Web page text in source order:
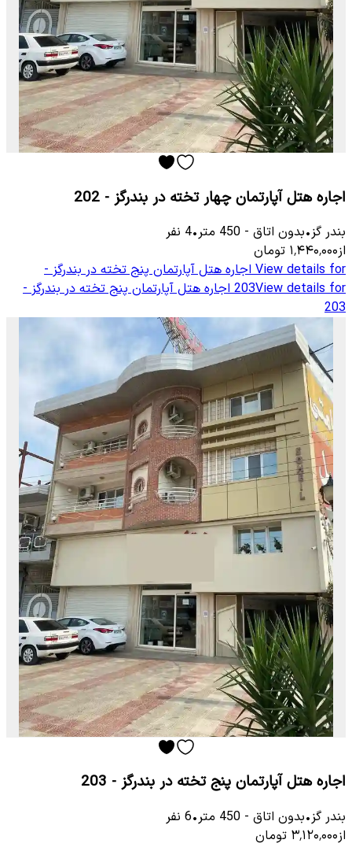
اجاره هتل آپارتمان چهار تخته در بندرگز - 202
بندر گز•بدون اتاق -
450 متر•
4 نفر
از۱٬۴۴۰٬۰۰۰ تومان
View details for اجاره هتل آپارتمان پنج تخته در بندرگز -
203View details for
اجاره هتل آپارتمان پنج تخته در بندرگز -
203
اجاره هتل آپارتمان پنج تخته در بندرگز - 203
بندر گز•بدون اتاق -
450 متر•
6 نفر
از۳٬۱۲۰٬۰۰۰ تومان